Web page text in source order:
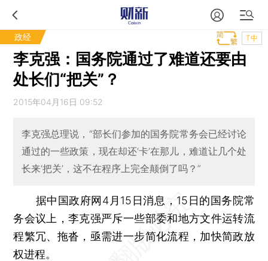
政经 T中
李克强：国务院通过了难道还要由
处长们“把关”？
2015年04月16日 09:52
李克强总理说，“部长们参加的国务院常务会已经讨论
通过的一些政策，现在却还‘卡’在那儿，难道让几个处
长来‘把关’，这不在程序上完全颠倒了吗？”
据中国政府网4月15日消息，15日的国务院常
务会议上，李克强严斥一些部委和地方文件运转流
程繁冗、拖沓，亟需进一步简化流程，加快简政放
权进程。